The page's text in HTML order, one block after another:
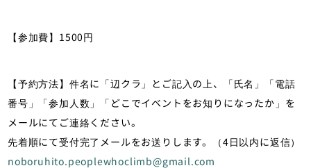
【参加費】1500円
【予約方法】件名に「辺クラ」とご記入の上、「氏名」「電話
番号」「参加人数」「どこでイベントをお知りになったか」を
メールにてご連絡ください。
先着順にて受付完了メールをお送りします。（4日以内に返信）
noboruhito.peoplewhoclimb@gmail.com